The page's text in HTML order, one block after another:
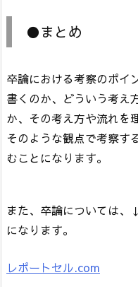
●まとめ
卒論における考察のポイ
書くのか、どういう考え
か、その考え方や流れを
そのような観点で考察す
むことになります。
また、卒論については
になります。
レポートセル.com